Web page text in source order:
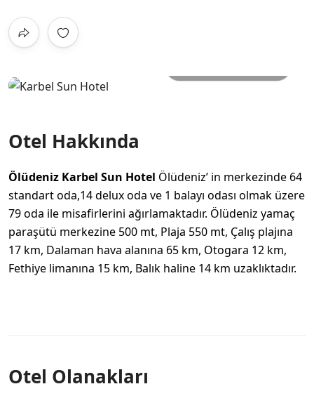
Otel Hakkında
Ölüdeniz Karbel Sun Hotel Ölüdeniz’ in merkezinde 64
standart oda,14 delux oda ve 1 balayı odası olmak üzere
79 oda ile misafirlerini ağırlamaktadır. Ölüdeniz yamaç
paraşütü merkezine 500 mt, Plaja 550 mt, Çalış plajına
17 km, Dalaman hava alanına 65 km, Otogara 12 km,
Fethiye limanına 15 km, Balık haline 14 km uzaklıktadır.
Otel Olanakları